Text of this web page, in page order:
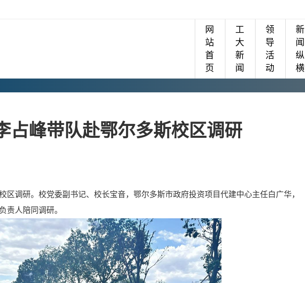
网
站
首
页
工
大
新
闻
领
导
活
动
新
闻
纵
横
占峰带队赴鄂尔多斯校区调研
区调研。校党委副书记、校长宝音，鄂尔多斯市政府投资项目代建中心主任白广华，
责人陪同调研。